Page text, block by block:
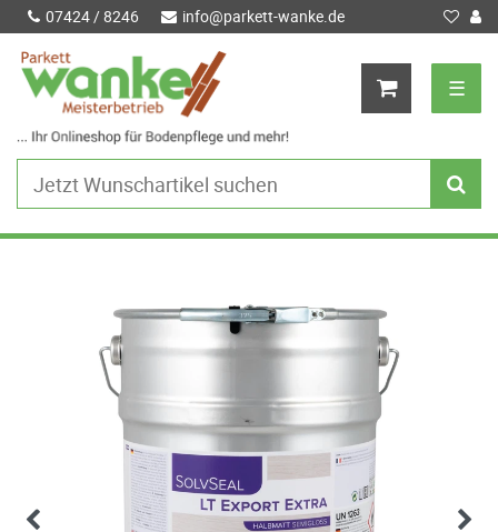
07424 / 8246 info@parkett-wanke.de
☰